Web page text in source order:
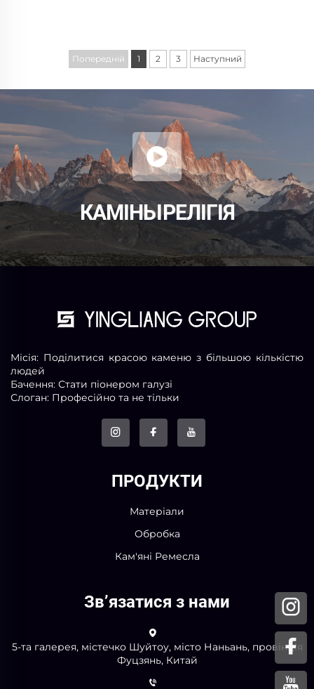
Попередній 1 2 3 Наступний
КАМІНЬ І РЕЛІГІЯ
Місія: Поділитися красою каменю з більшою кількістю
людей
Бачення: Стати піонером галузі
Слоган: Професійно та не тільки
ПРОДУКТИ
Матеріали
Обробка
Кам'яні Ремесла
Зв’язатися з нами
5-та галерея, містечко Шуйтоу, місто Наньань, провінція
Фуцзянь, Китай